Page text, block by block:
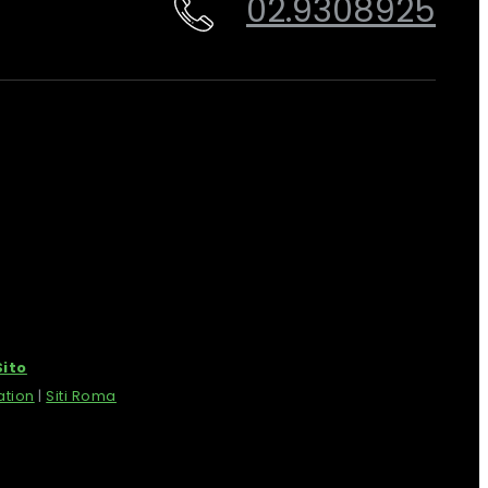
02.9308925
|Siti Roma